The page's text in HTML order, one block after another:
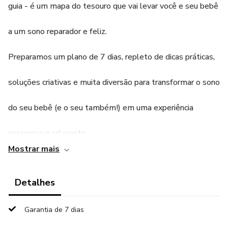
guia - é um mapa do tesouro que vai levar você e seu bebê
a um sono reparador e feliz.
Preparamos um plano de 7 dias, repleto de dicas práticas,
soluções criativas e muita diversão para transformar o sono
do seu bebê (e o seu também!) em uma experiência
prazerosa e relaxante.
Ao longo dos próximos capítulos, vamos explorar juntos:
1. Criando o Ninho Perfeito: Aprenda a transformar o
Mostrar mais
Detalhes
Garantia de 7 dias